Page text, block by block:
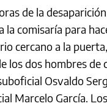
de la
la comisaría para
cercano a la
los dos hombres de
Osvaldo
Marcelo García.